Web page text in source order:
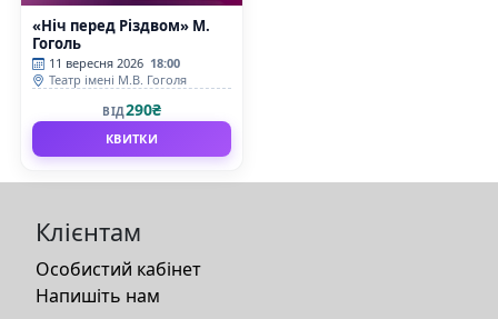
«Ніч перед Різдвом» М.
Гоголь
11 вересня 2026 18:00
Театр імені М.В. Гоголя
ВІД290₴
КВИТКИ
Клієнтам
Особистий кабінет
Напишіть нам